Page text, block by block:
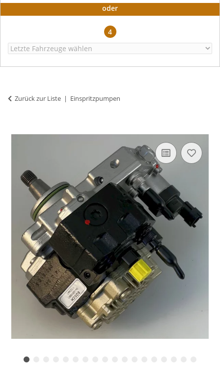
oder
4
Zurück zur Liste Einspritzpumpen